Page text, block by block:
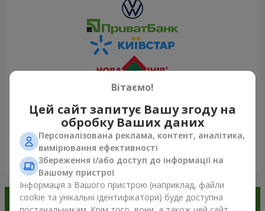
Переглянути все
Замовляйте в додатку
Вітаємо!
Цей сайт запитує Вашу згоду на
обробку Ваших даних
Персоналізована реклама, контент, аналітика,
вимірювання ефективності
Збереження і/або доступ до інформації на
Вашому пристрої
Інформація з Вашого пристрою (наприклад, файли
cookie та унікальні ідентифікатори) буде доступна